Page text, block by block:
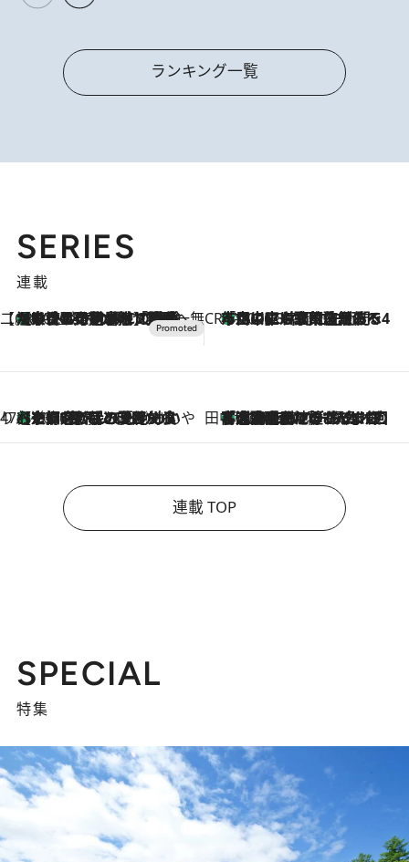
ランキング一覧
SERIES
連載
【CREA×星野リゾート】唯一無二。癒しと発見が待つ場所へ
2026.8.7
【トンボの足水浴】ヒノキの香りに包まれて涼感マックス！約13℃の湧水かけ流しを避暑地「星野温泉 トンボの湯」で体験 CREA'S CHOICE
2026.8.7
「立川にも歌舞伎があるんだよ」 片岡仁左衛門・市川中車ら豪華座組みで4年目の立川立飛歌舞伎へ
47都道府県の手みやげ ひんやりスイーツで夏を満喫
2026.8.7
【京都府】この夏絶対食べたい 冷やしておいしいおやつ3選 ひと口目から心を掴む新緑のテリーヌ 田中稲の勝手に再ブーム
2026.8.7
「湘南乃風に憧れて」観客大盛上がりの“タオル回し”に、ラッパー顔負けの高速歌唱まで…さだまさし（74）のアグレッシブすぎる現在地
連載 TOP
SPECIAL
特集